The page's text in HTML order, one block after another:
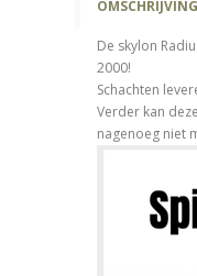
OMSCHRIJVING
De skylon
2000!
Schachten
Verder kan
nagenoeg niet